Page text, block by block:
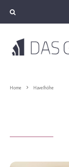
Home Havelhöhe